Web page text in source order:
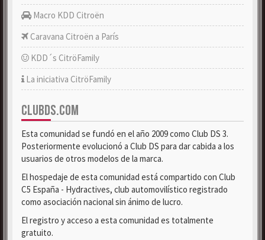
Macro KDD Citroën
Caravana Citroën a París
KDD´s CitröFamily
La iniciativa CitröFamily
CLUBDS.COM
Esta comunidad se fundó en el año 2009 como Club DS 3.
Posteriormente evolucionó a Club DS para dar cabida a los
usuarios de otros modelos de la marca.
El hospedaje de esta comunidad está compartido con Club
C5 España - Hydractives, club automovilístico registrado
como asociación nacional sin ánimo de lucro.
El registro y acceso a esta comunidad es totalmente
gratuito.